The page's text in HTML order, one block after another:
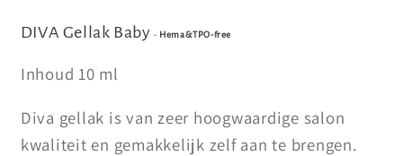
DIVA Gellak Baby - Hema&TPO-free
Inhoud 10 ml
Diva gellak is van zeer hoogwaardige salon
kwaliteit en gemakkelijk zelf aan te brengen.